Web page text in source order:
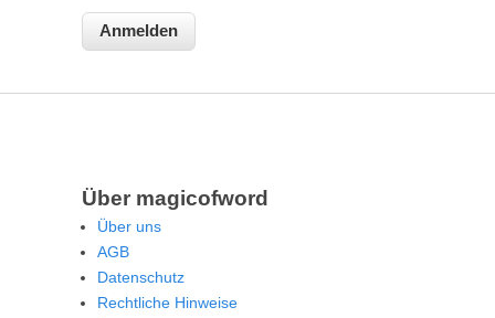
Über magicofword
Über uns
AGB
Datenschutz
Rechtliche Hinweise